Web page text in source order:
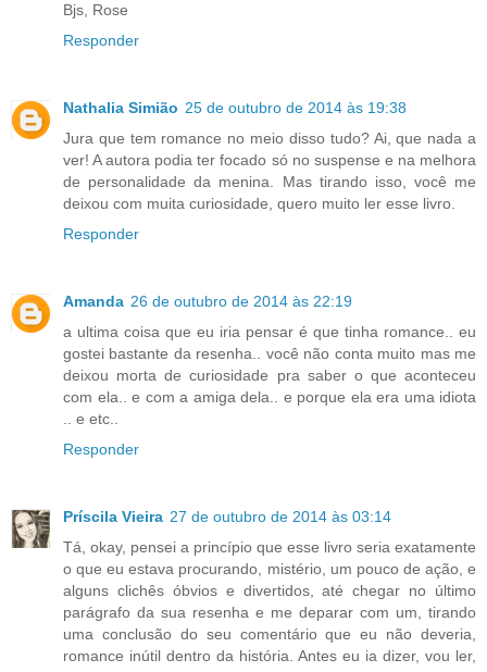
Bjs, Rose
Responder
Nathalia Simião 25 de outubro de 2014 às 19:38
Jura que tem romance no meio disso tudo? Ai, que nada a
ver! A autora podia ter focado só no suspense e na melhora
de personalidade da menina. Mas tirando isso, você me
deixou com muita curiosidade, quero muito ler esse livro.
Responder
Amanda 26 de outubro de 2014 às 22:19
a ultima coisa que eu iria pensar é que tinha romance.. eu
gostei bastante da resenha.. você não conta muito mas me
deixou morta de curiosidade pra saber o que aconteceu
com ela.. e com a amiga dela.. e porque ela era uma idiota
.. e etc..
Responder
Príscila Vieira 27 de outubro de 2014 às 03:14
Tá, okay, pensei a princípio que esse livro seria exatamente
o que eu estava procurando, mistério, um pouco de ação, e
alguns clichês óbvios e divertidos, até chegar no último
parágrafo da sua resenha e me deparar com um, tirando
uma conclusão do seu comentário que eu não deveria,
romance inútil dentro da história. Antes eu ia dizer, vou ler,